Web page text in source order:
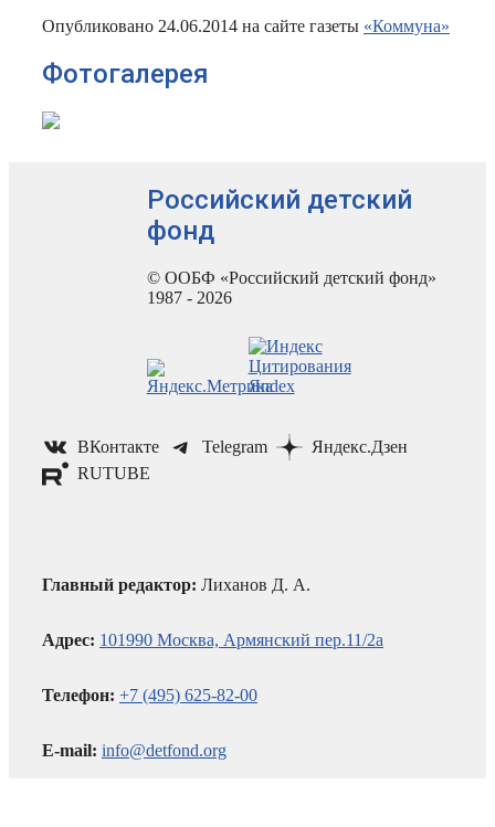
Опубликовано 24.06.2014 на сайте газеты «Коммуна»
Фотогалерея
Российский детский
фонд
© ООБФ «Российский детский фонд»
1987 - 2026
ВКонтакте Telegram
Яндекс.Дзен
RUTUBE
Главный редактор: Лиханов Д. А.
Адрес: 101990 Москва, Армянский пер.11/2а
Телефон: +7 (495) 625-82-00
E-mail: info@detfond.org